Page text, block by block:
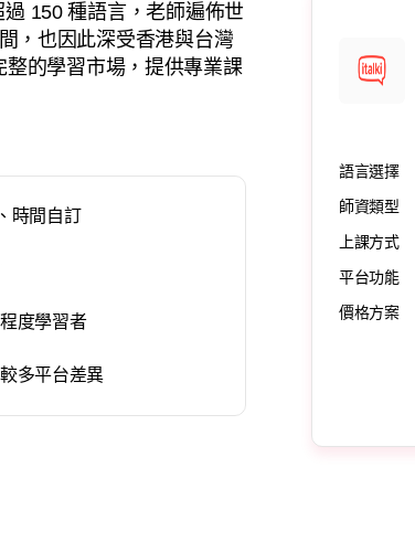
150 種語言，老師遍佈世
，也因此深受香港與台灣
的學習市場，提供專業課
時間自訂
度學習者
多平台差異
語言選擇
師資類型
上課方式
平台功能
價格方案